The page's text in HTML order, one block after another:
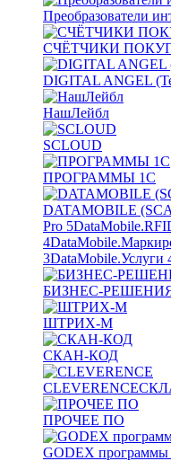
Преобразователи
СЧЁТЧИКИ
DIGITAL ANGEL
НашЛейбл
SCLOUD
ПРОГРАММЫ 1С
DATAMOBILE
Pro 5
4
3DataMobile.Услуги
БИЗНЕС-
ШТРИХ-М
СКАН-КОД
CLEVERENCE
ПРОЧЕЕ ПО
GODEX программы